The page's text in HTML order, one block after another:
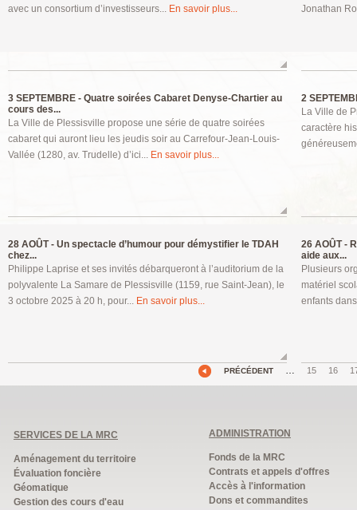
avec un consortium d’investisseurs... En savoir plus...
Jonathan
3 SEPTEMBRE - Quatre soirées Cabaret Denyse-Chartier au
cours des...
La Ville de Plessisville propose une série de quatre soirées
cabaret qui auront lieu les jeudis soir au Carrefour-Jean-Louis-
Vallée (1280, av. Trudelle) d’ici... En savoir plus...
2
La Ville de
caractère
28 AOÛT - Un spectacle d’humour pour démystifier le TDAH
chez...
Philippe Laprise et ses invités débarqueront à l’auditorium de la
polyvalente La Samare de Plessisville (1159, rue Saint-Jean), le
3 octobre 2025 à 20 h, pour... En savoir plus...
26 AOÛT -
aide aux...
Plusieurs
matériel
enfants
PRÉCÉDENT … 15 16
SERVICES DE LA MRC
Aménagement du territoire
Évaluation foncière
Géomatique
Gestion des cours d'eau
ADMINISTRATION
Fonds de la MRC
Contrats et appels d'offres
Accès à l'information
Dons et commandites